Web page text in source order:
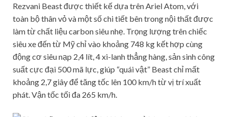
Rezvani Beast được thiết kế dựa trên Ariel Atom, với
toàn bộ thân vỏ và một số chi tiết bên trong nội thất được
làm từ chất liệu carbon siêu nhẹ. Trọng lượng trên chiếc
siêu xe đến từ Mỹ chỉ vào khoảng 748 kg kết hợp cùng
động cơ siêu nạp 2,4 lít, 4 xi-lanh thẳng hàng, sản sinh công
suất cực đại 500 mã lực, giúp “quái vật” Beast chỉ mất
khoảng 2,7 giây để tăng tốc lên 100 km/h từ vị trí xuất
phát. Vận tốc tối đa 265 km/h.